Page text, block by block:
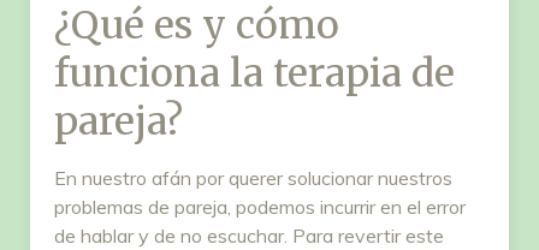
¿Qué es y cómo
funciona la terapia de
pareja?
En nuestro afán por querer solucionar nuestros
problemas de pareja, podemos incurrir en el error
de hablar y de no escuchar. Para revertir este